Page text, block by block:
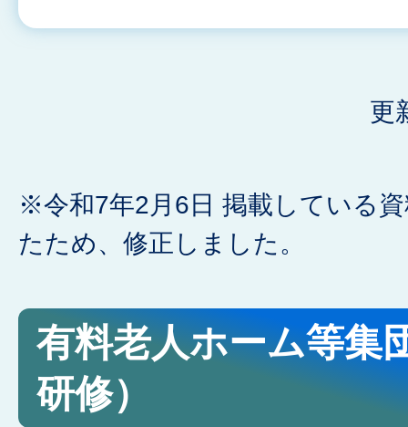
更
※令和7年2月6日 掲載している
たため、修正しました。
有料老人ホーム等集
研修）